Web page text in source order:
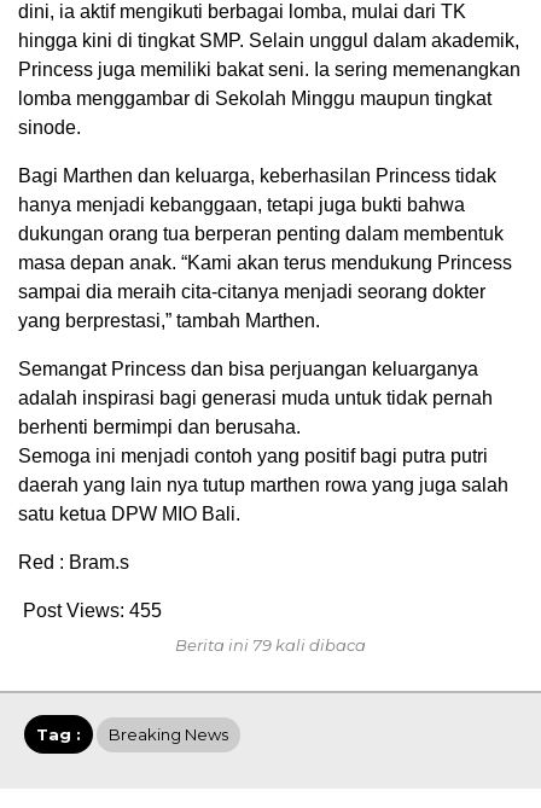
dini, ia aktif mengikuti berbagai lomba, mulai dari TK
hingga kini di tingkat SMP. Selain unggul dalam akademik,
Princess juga memiliki bakat seni. Ia sering memenangkan
lomba menggambar di Sekolah Minggu maupun tingkat
sinode.
Bagi Marthen dan keluarga, keberhasilan Princess tidak
hanya menjadi kebanggaan, tetapi juga bukti bahwa
dukungan orang tua berperan penting dalam membentuk
masa depan anak. “Kami akan terus mendukung Princess
sampai dia meraih cita-citanya menjadi seorang dokter
yang berprestasi,” tambah Marthen.
Semangat Princess dan bisa perjuangan keluarganya
adalah inspirasi bagi generasi muda untuk tidak pernah
berhenti bermimpi dan berusaha.
Semoga ini menjadi contoh yang positif bagi putra putri
daerah yang lain nya tutup marthen rowa yang juga salah
satu ketua DPW MIO Bali.
Red : Bram.s
Post Views: 455
Berita ini 79 kali dibaca
Tag : Breaking News